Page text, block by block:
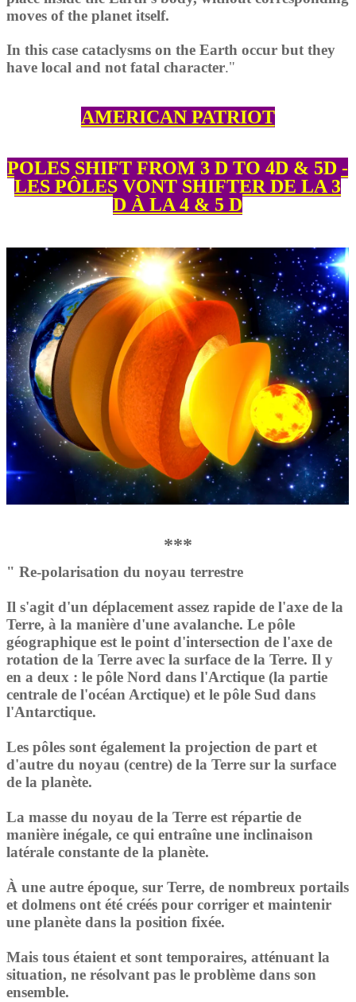
moves of the planet itself.
In this case cataclysms on the Earth occur but they
have local and not fatal character."
AMERICAN PATRIOT
POLES SHIFT FROM 3 D TO 4D & 5D -
LES PÔLES VONT SHIFTER DE LA 3
D À LA 4 & 5 D
***
" Re-polarisation du noyau terrestre
Il s'agit d'un déplacement assez rapide de l'axe de la
Terre, à la manière d'une avalanche. Le pôle
géographique est le point d'intersection de l'axe de
rotation de la Terre avec la surface de la Terre. Il y
en a deux : le pôle Nord dans l'Arctique (la partie
centrale de l'océan Arctique) et le pôle Sud dans
l'Antarctique.
Les pôles sont également la projection de part et
d'autre du noyau (centre) de la Terre sur la surface
de la planète.
La masse du noyau de la Terre est répartie de
manière inégale, ce qui entraîne une inclinaison
latérale constante de la planète.
À une autre époque, sur Terre, de nombreux portails
et dolmens ont été créés pour corriger et maintenir
une planète dans la position fixée.
Mais tous étaient et sont temporaires, atténuant la
situation, ne résolvant pas le problème dans son
ensemble.